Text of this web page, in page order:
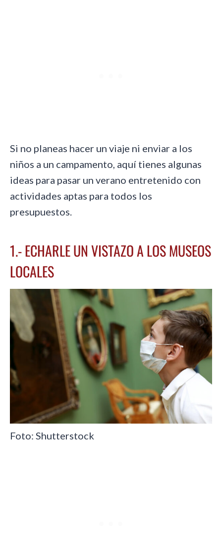
Si no planeas hacer un viaje ni enviar a los
niños a un campamento, aquí tienes algunas
ideas para pasar un verano entretenido con
actividades aptas para todos los
presupuestos.
1.- ECHARLE UN VISTAZO A LOS MUSEOS
LOCALES
Foto: Shutterstock